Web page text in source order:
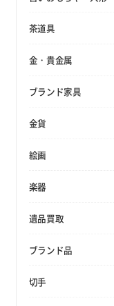
茶道具
金・貴金属
ブランド家具
金貨
絵画
楽器
遺品買取
ブランド品
切手